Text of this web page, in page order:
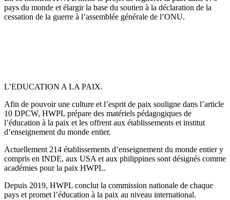
pays du monde et élargir la base du soutien à la déclaration de la
cessation de la guerre à l’assemblée générale de l’ONU.
L’EDUCATION A LA PAIX.
Afin de pouvoir une culture et l’esprit de paix souligne dans l’article
10 DPCW, HWPL prépare des matériels pédagogiques de
l’éducation à la paix et les offrent aux établissements et institut
d’enseignement du monde entier.
Actuellement 214 établissements d’enseignement du monde entier y
compris en INDE, aux USA et aux philippines sont désignés comme
académies pour la paix HWPL.
Depuis 2019, HWPL conclut la commission nationale de chaque
pays et promet l’éducation à la paix au niveau international.